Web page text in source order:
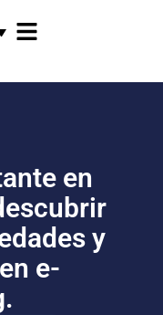
en
y
e-